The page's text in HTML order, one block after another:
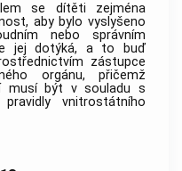
se dítěti zejména
aby bylo vyslyšeno
nebo správním
jej dotýká, a to buď
zástupce
orgánu, přičemž
musí být v souladu s
pravidly vnitrostátního